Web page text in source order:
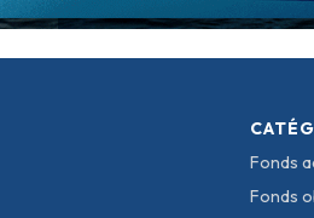
Fonds
Fonds